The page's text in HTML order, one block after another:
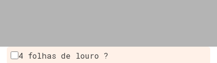
4 folhas de louro ?